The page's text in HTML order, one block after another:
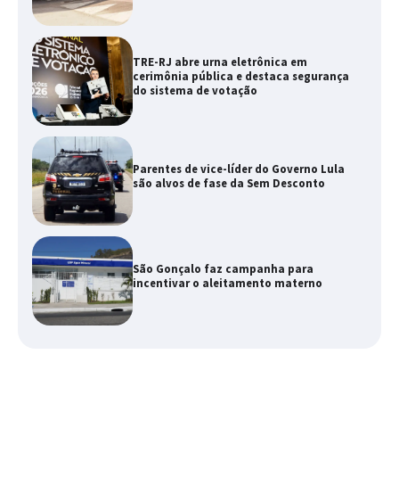
TRE-RJ abre urna eletrônica em
cerimônia pública e destaca segurança
do sistema de votação
Parentes de vice-líder do Governo Lula
são alvos de fase da Sem Desconto
São Gonçalo faz campanha para
incentivar o aleitamento materno